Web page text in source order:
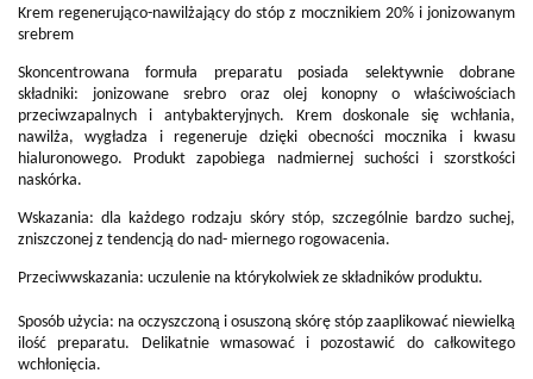
Krem regenerująco-nawilżający do stóp z mocznikiem 20% i jonizowanym
srebrem
Skoncentrowana formuła preparatu posiada selektywnie dobrane
składniki: jonizowane srebro oraz olej konopny o właściwościach
przeciwzapalnych i antybakteryjnych. Krem doskonale się wchłania,
nawilża, wygładza i regeneruje dzięki obecności mocznika i kwasu
hialuronowego. Produkt zapobiega nadmiernej suchości i szorstkości
naskórka.
Wskazania: dla każdego rodzaju skóry stóp, szczególnie bardzo suchej,
zniszczonej z tendencją do nad- miernego rogowacenia.
Przeciwwskazania: uczulenie na którykolwiek ze składników produktu.
Sposób użycia: na oczyszczoną i osuszoną skórę stóp zaaplikować niewielką
ilość preparatu. Delikatnie wmasować i pozostawić do całkowitego
wchłonięcia.